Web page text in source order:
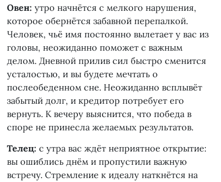
Овен: утро начнётся с мелкого нарушения,
которое обернётся забавной перепалкой.
Человек, чьё имя постоянно вылетает у вас из
головы, неожиданно поможет с важным
делом. Дневной прилив сил быстро сменится
усталостью, и вы будете мечтать о
послеобеденном сне. Неожиданно всплывёт
забытый долг, и кредитор потребует его
вернуть. К вечеру выяснится, что победа в
споре не принесла желаемых результатов.
Телец: с утра вас ждёт неприятное открытие:
вы ошиблись днём и пропустили важную
встречу. Стремление к идеалу наткнётся на